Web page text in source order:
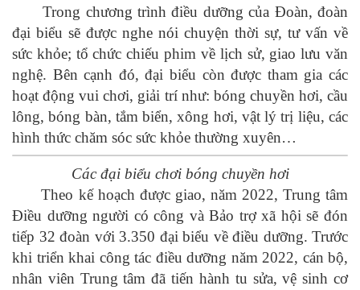
Trong chương trình điều dưỡng của Đoàn, đoàn
đại biểu sẽ được nghe nói chuyện thời sự, tư vấn về
sức khỏe; tổ chức chiếu phim về lịch sử, giao lưu văn
nghệ. Bên cạnh đó, đại biểu còn được tham gia các
hoạt động vui chơi, giải trí như: bóng chuyền hơi, cầu
lông, bóng bàn, tắm biển, xông hơi, vật lý trị liệu, các
hình thức chăm sóc sức khỏe thường xuyên…
Các đại biểu chơi bóng chuyền hơi
Theo kế hoạch được giao, năm 2022, Trung tâm
Điều dưỡng người có công và Bảo trợ xã hội sẽ đón
tiếp 32 đoàn với 3.350 đại biểu về điều dưỡng. Trước
khi triển khai công tác điều dưỡng năm 2022, cán bộ,
nhân viên Trung tâm đã tiến hành tu sửa, vệ sinh cơ